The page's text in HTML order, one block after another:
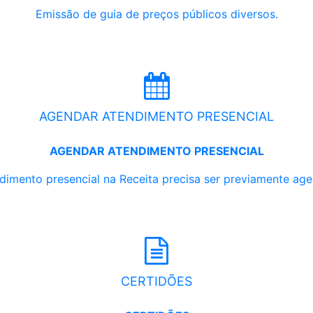
Emissão de guia de preços públicos diversos.
AGENDAR ATENDIMENTO PRESENCIAL
AGENDAR ATENDIMENTO PRESENCIAL
presencial na Receita precisa ser previamente
CERTIDÕES